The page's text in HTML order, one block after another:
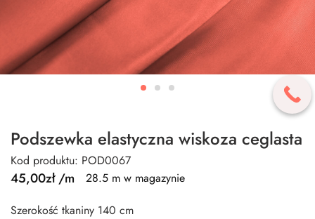
Podszewka elastyczna wiskoza ceglasta
Kod produktu: POD0067
45,00zł/m
28.5 m w magazynie
Szerokość tkaniny 140 cm